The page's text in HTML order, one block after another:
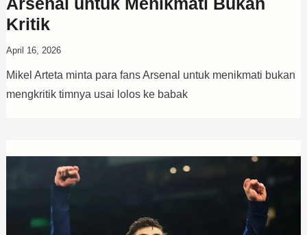
Kritik
April 16, 2026
Mikel Arteta minta para fans Arsenal untuk menikmati bukan
mengkritik timnya usai lolos ke babak